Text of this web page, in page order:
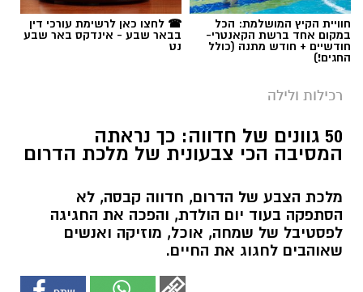
חוויית הקיץ המושלמת: הכל
במקום אחד ברשת הקאנטרי-
חודשיים + חודש מתנה (כולל
החגים!)
☎ לחצו כאן לרשימת עורכי דין
בבאר שבע - אינדקס באר שבע
נט
רכילות ולילה
50 גוונים של חדווה: כך נראתה
המסיבה הכי צבעונית של מלכת הדרום
מלכת הצבע של הדרום, חדווה קבסה, לא
הסתפקה בעוד יום הולדת, והפכה את החגיגה
לפסטיבל של שמחה, אוכל, מוזיקה ואנשים
שאוהבים לחגוג את החיים.